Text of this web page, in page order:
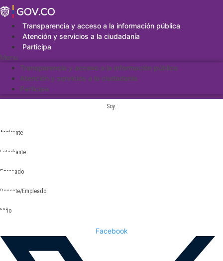
Saltar
al
contenidoTransparencia y acceso a la información pública
Atención y servicios a la ciudadanía
Participa
Menu
Transparencia y acceso a la información pública
Atención y servicios a la ciudadanía
Participa
Soy:
Aspirante
Estudiante
Egresado
Docente/Empleado
Niño
Facebook